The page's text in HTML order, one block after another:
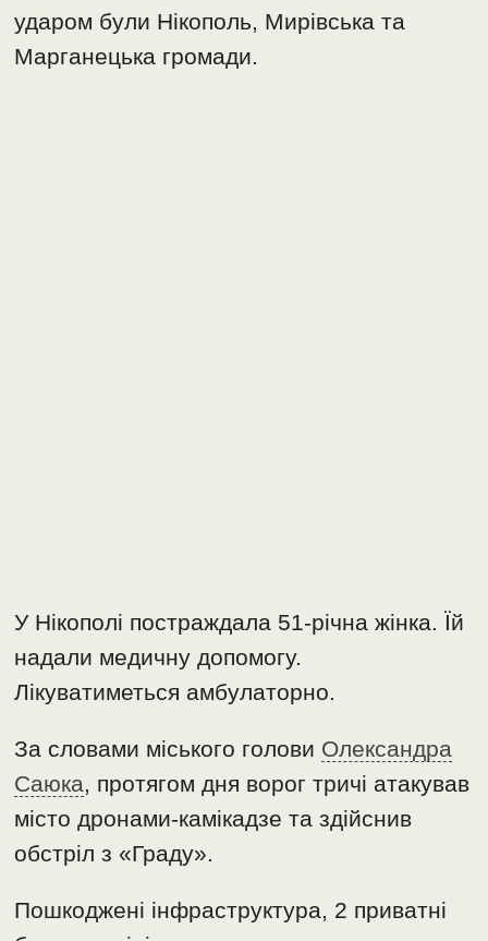
ударом були Нікополь, Мирівська та
Марганецька громади.
У Нікополі постраждала 51-річна жінка. Їй
надали медичну допомогу.
Лікуватиметься амбулаторно.
За словами міського голови Олександра
Саюка, протягом дня ворог тричі атакував
місто дронами-камікадзе та здійснив
обстріл з «Граду».
Пошкоджені інфраструктура, 2 приватні